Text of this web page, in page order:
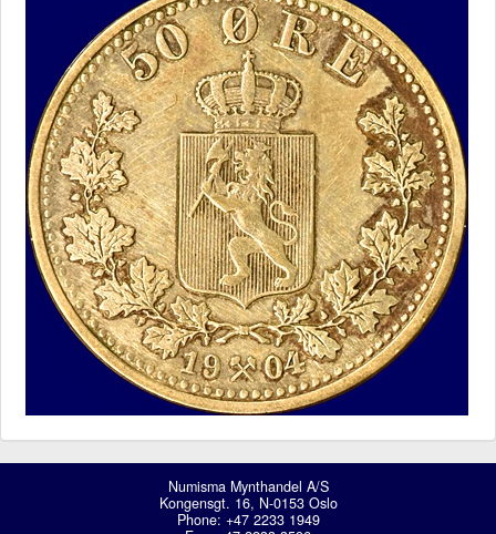
Numisma Mynthandel A/S
Kongensgt. 16, N-0153 Oslo
Phone: +47 2233 1949